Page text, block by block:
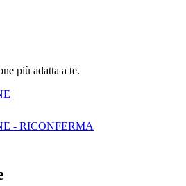
più adatta a te.
- RICONFERMA